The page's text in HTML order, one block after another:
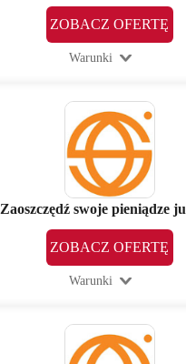
ZOBACZ OFERTĘ
Warunki
Zaoszczędź swoje pieniądze
ZOBACZ OFERTĘ
Warunki